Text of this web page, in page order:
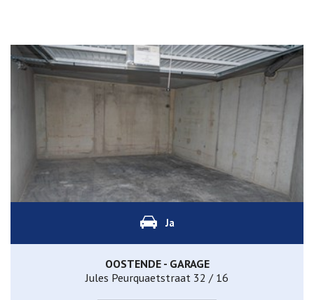
Ja
OOSTENDE - GARAGE
Jules Peurquaetstraat 32 / 16